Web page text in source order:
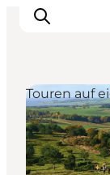
Touren auf